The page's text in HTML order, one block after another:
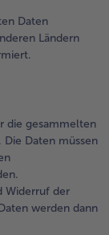
Daten
Ländern
die gesammelten
Daten müssen
Widerruf der
werden dann